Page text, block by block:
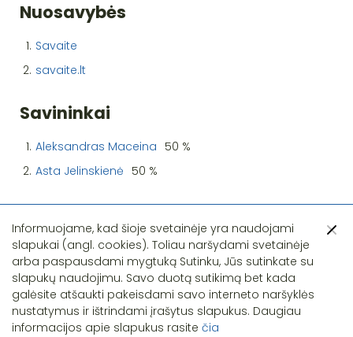
Nuosavybės
1. Savaite
2. savaite.lt
Savininkai
1. Aleksandras Maceina 50 %
2. Asta Jelinskienė 50 %
Pastebėjote klaidą?
Informuojame, kad šioje svetainėje yra naudojami
slapukai (angl. cookies). Toliau naršydami svetainėje
arba paspausdami mygtuką Sutinku, Jūs sutinkate su
slapukų naudojimu. Savo duotą sutikimą bet kada
galėsite atšaukti pakeisdami savo interneto naršyklės
nustatymus ir ištrindami įrašytus slapukus. Daugiau
informacijos apie slapukus rasite čia